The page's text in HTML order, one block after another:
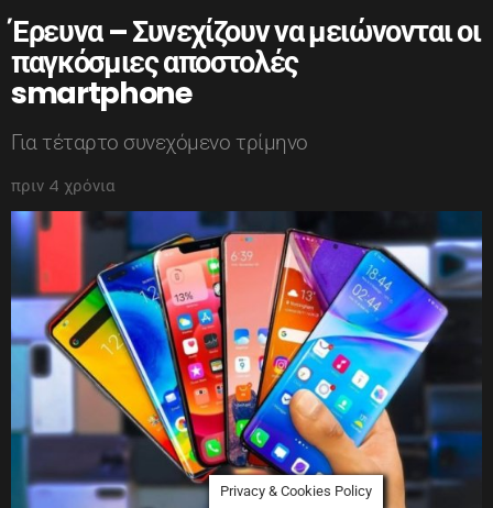
Έρευνα – Συνεχίζουν να μειώνονται οι
παγκόσμιες αποστολές
smartphone
Για τέταρτο συνεχόμενο τρίμηνο
πριν 4 χρόνια
Privacy & Cookies Policy